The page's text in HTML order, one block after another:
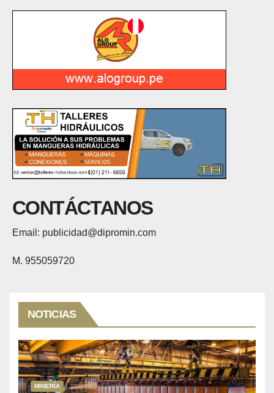
CONTÁCTANOS
Email: publicidad@dipromin.com
M. 955059720
NOTICIAS
MINERÍA